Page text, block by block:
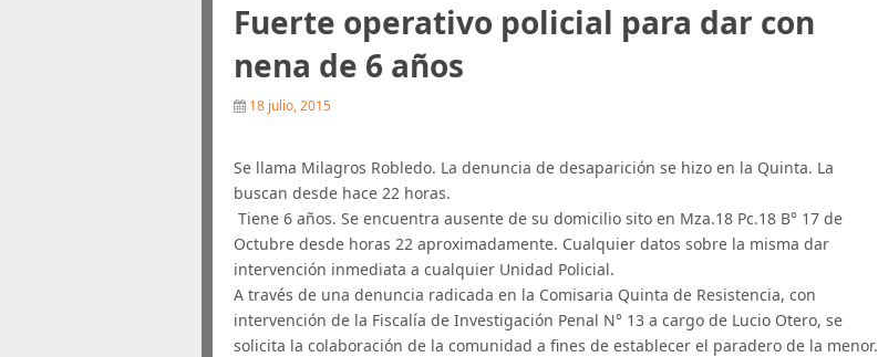
Fuerte operativo policial para dar con
nena de 6 años
18 julio, 2015
Se llama Milagros Robledo. La denuncia de desaparición se hizo en la Quinta. La
buscan desde hace 22 horas.
Tiene 6 años. Se encuentra ausente de su domicilio sito en Mza.18 Pc.18 B° 17 de
Octubre desde horas 22 aproximadamente. Cualquier datos sobre la misma dar
intervención inmediata a cualquier Unidad Policial.
A través de una denuncia radicada en la Comisaria Quinta de Resistencia, con
intervención de la Fiscalía de Investigación Penal N° 13 a cargo de Lucio Otero, se
solicita la colaboración de la comunidad a fines de establecer el paradero de la menor.